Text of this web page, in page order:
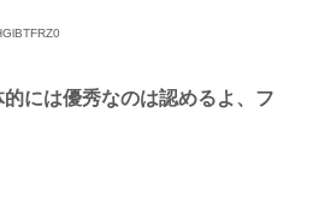
には優秀なのは認めるよ、フ